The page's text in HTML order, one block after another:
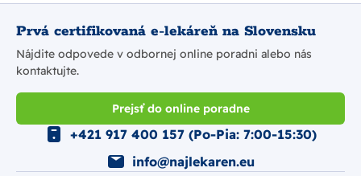
Prvá certifikovaná e-lekáreň na Slovensku
Nájdite odpovede v odbornej online poradni alebo nás
kontaktujte.
Prejsť do online poradne
+421 917 400 157 (Po-Pia: 7:00-15:30)
info@najlekaren.eu